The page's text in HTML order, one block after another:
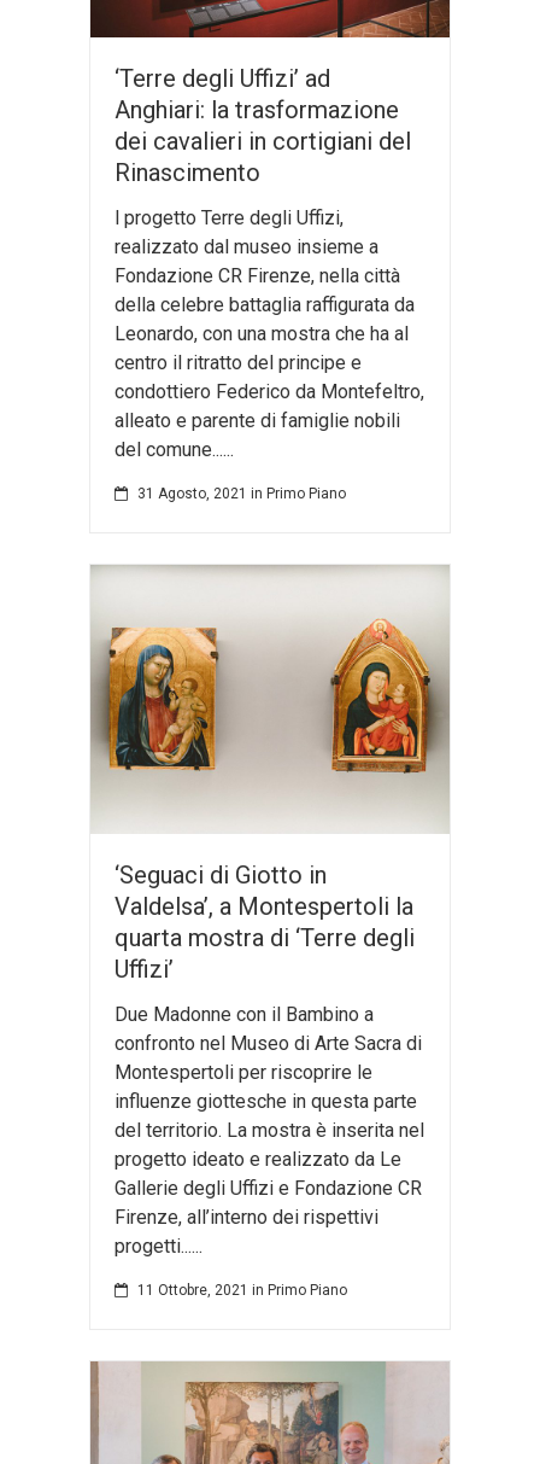
‘Terre degli Uffizi’ ad
Anghiari: la trasformazione
dei cavalieri in cortigiani del
Rinascimento
l progetto Terre degli Uffizi,
realizzato dal museo insieme a
Fondazione CR Firenze, nella città
della celebre battaglia raffigurata da
Leonardo, con una mostra che ha al
centro il ritratto del principe e
condottiero Federico da Montefeltro,
alleato e parente di famiglie nobili
del comune......
31 Agosto, 2021 in Primo Piano
‘Seguaci di Giotto in
Valdelsa’, a Montespertoli la
quarta mostra di ‘Terre degli
Uffizi’
Due Madonne con il Bambino a
confronto nel Museo di Arte Sacra di
Montespertoli per riscoprire le
influenze giottesche in questa parte
del territorio. La mostra è inserita nel
progetto ideato e realizzato da Le
Gallerie degli Uffizi e Fondazione CR
Firenze, all’interno dei rispettivi
progetti......
11 Ottobre, 2021 in Primo Piano